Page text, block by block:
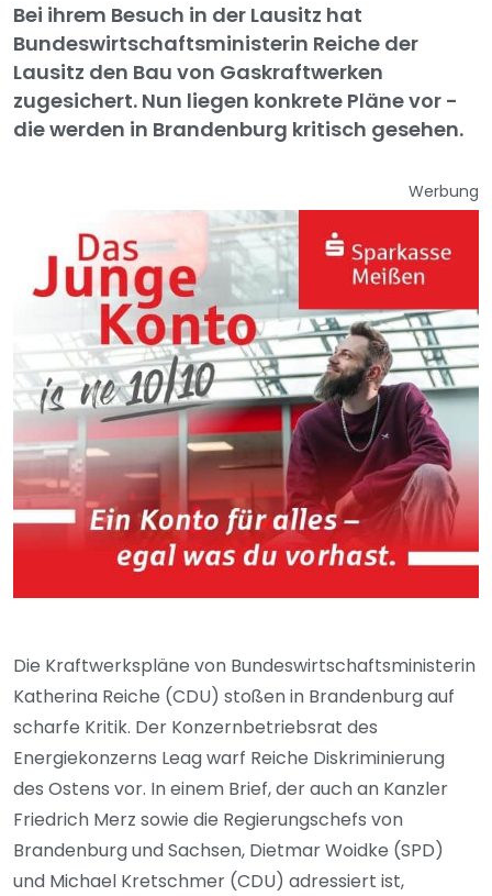
Bei ihrem Besuch in der Lausitz hat
Bundeswirtschaftsministerin Reiche der
Lausitz den Bau von Gaskraftwerken
zugesichert. Nun liegen konkrete Pläne vor -
die werden in Brandenburg kritisch gesehen.
Werbung
Die Kraftwerkspläne von Bundeswirtschaftsministerin
Katherina Reiche (CDU) stoßen in Brandenburg auf
scharfe Kritik. Der Konzernbetriebsrat des
Energiekonzerns Leag warf Reiche Diskriminierung
des Ostens vor. In einem Brief, der auch an Kanzler
Friedrich Merz sowie die Regierungschefs von
Brandenburg und Sachsen, Dietmar Woidke (SPD)
und Michael Kretschmer (CDU) adressiert ist,